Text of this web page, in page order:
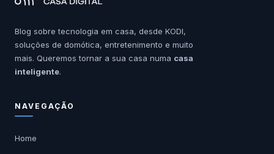
Blog sobre tecnologia em casa, desde KODI,
soluções de domótica, entretenimento e muito
mais. Queremos tornar a sua casa numa casa
inteligente.
NAVEGAÇÃO
Home